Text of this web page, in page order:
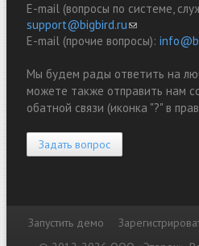
E-mail (вопросы по системе,
support@bigbird.ru(link sends e-
E-mail (прочие вопросы):
Мы будем рады ответить на
можете также отправить нам
обатной связи (иконка "?" в
Задать вопрос
Запустить демо